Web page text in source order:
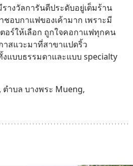
างวัลการันตีประดับอยู่เต็มร้าน
ชอบกาแฟของเค้ามาก เพราะมี
อร์ให้เลือก ถูกใจคอกาแฟทุกคน
าสแวะมาที่สาขาแปดริ้ว
งแบบธรรมดาและแบบ specialty
ตำบล บางพระ Mueng,